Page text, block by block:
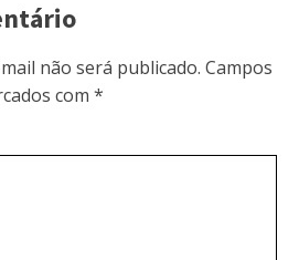
não será publicado. Campos
com *